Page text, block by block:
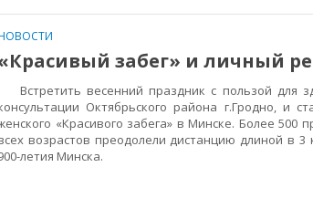
забег» и личный
Встретить весенний праздник с пользой для
Октябрьского района г.Гродно, и
«Красивого забега» в Минске. Более 500
возрастов преодолели дистанцию длиной в
летия Минска.